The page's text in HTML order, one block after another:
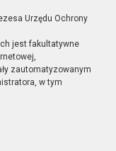
Urzędu Ochrony
jest fakultatywne
zautomatyzowanym
w tym